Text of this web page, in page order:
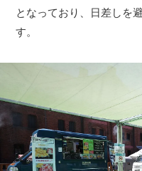
となっており、日差しを
す。